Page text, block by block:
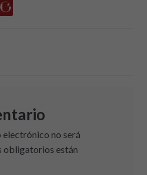
no será
obligatorios están